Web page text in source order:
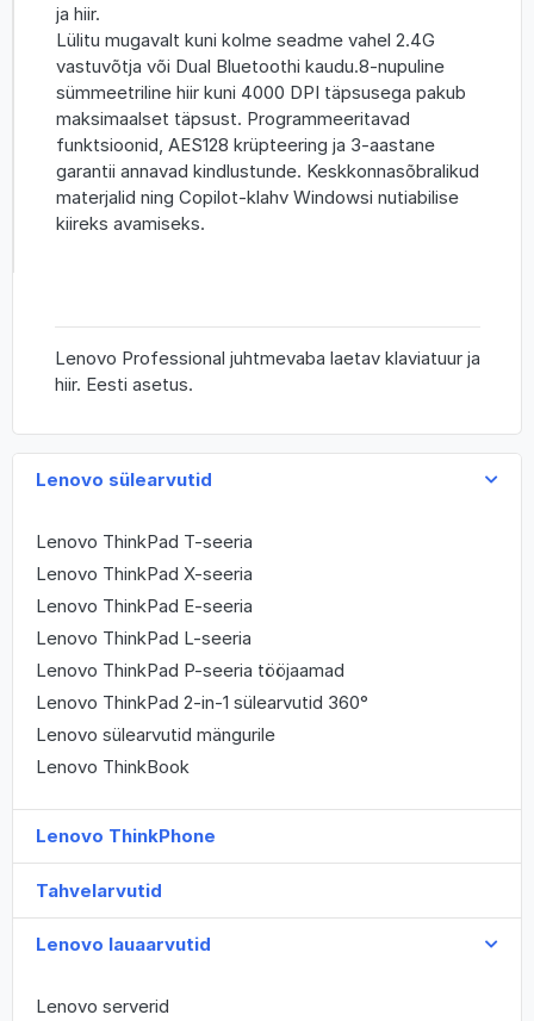
Lenovo sülearvutid
Lenovo ThinkPad T-seeria
Lenovo ThinkPad X-seeria
Lenovo ThinkPad E-seeria
Lenovo ThinkPad L-seeria
Lenovo ThinkPad P-seeria tööjaamad
Lenovo ThinkPad 2-in-1 sülearvutid 360°
Lenovo sülearvutid mängurile
Lenovo ThinkBook
Lenovo ThinkPhone
Tahvelarvutid
Lenovo lauaarvutid
Lenovo serverid
ja hiir.
Lülitu mugavalt kuni kolme seadme vahel 2.4G
vastuvõtja või Dual Bluetoothi kaudu.8-nupuline
sümmeetriline hiir kuni 4000 DPI täpsusega pakub
maksimaalset täpsust. Programmeeritavad
funktsioonid, AES128 krüpteering ja 3-aastane
garantii annavad kindlustunde. Keskkonnasõbralikud
materjalid ning Copilot-klahv Windowsi nutiabilise
kiireks avamiseks.
Lenovo Professional juhtmevaba laetav klaviatuur ja
hiir. Eesti asetus.